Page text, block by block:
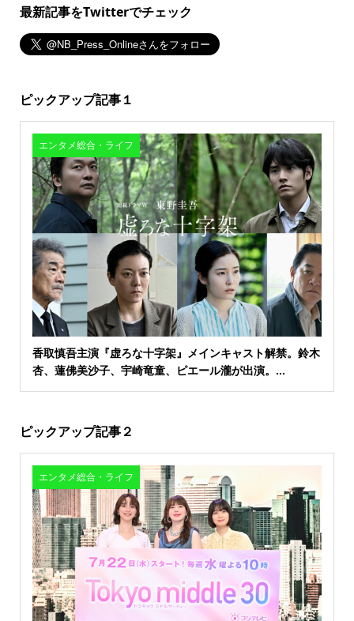
最新記事をTwitterでチェック
ピックアップ記事１
エンタメ総合・ライフ
香取慎吾主演『虚ろな十字架』メインキャスト解禁。鈴木
杏、蓮佛美沙子、宇崎竜童、ピエール瀧が出演。...
ピックアップ記事２
エンタメ総合・ライフ